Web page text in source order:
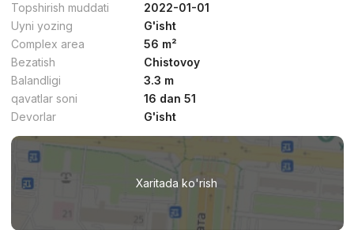
Topshirish muddati
2022-01-01
Uyni yozing
G'isht
Complex area
56 m²
Bezatish
Chistovoy
Balandligi
3.3 m
qavatlar soni
16 dan 51
Devorlar
G'isht
Xaritada ko'rish